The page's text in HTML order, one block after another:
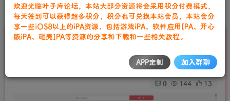
首页 实用教程 正文
装杯生成器 在线装杯制图神器
关注 私信
0 144 13
欢迎光临叶子库论坛，本站大部分资源将会采用积分付费模式，
每天签到可以获得超多积分，积分也可兑换本站会员，本站会分
享一些iOS8以上的iPA资源，包括游戏iPA、软件应用IPA、开心
版iPA、砸壳IPA等资源的分享和下载和一些相关教程。
APP定制 加入群聊